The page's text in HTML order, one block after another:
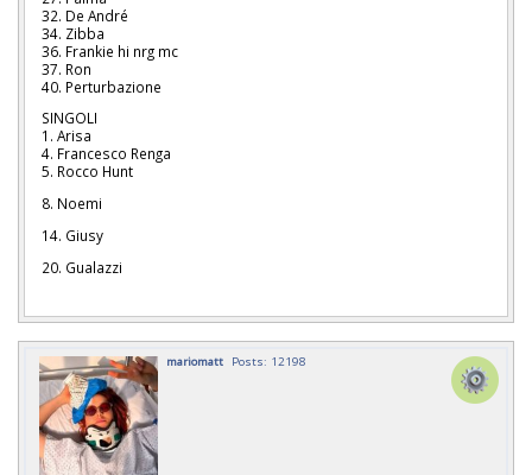
32. De André
34. Zibba
36. Frankie hi nrg mc
37. Ron
40. Perturbazione
SINGOLI
1. Arisa
4. Francesco Renga
5. Rocco Hunt
8. Noemi
14. Giusy
20. Gualazzi
mariomatt Posts: 12198